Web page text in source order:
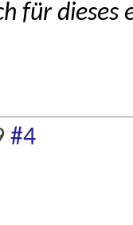
für dieses
#4